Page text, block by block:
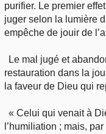
purifier. Le premier
juger selon la lumière
empêche de jouir de
Le mal jugé et
restauration dans la
la faveur de Dieu qui
« Celui qui venait à
l’humiliation ; mais,